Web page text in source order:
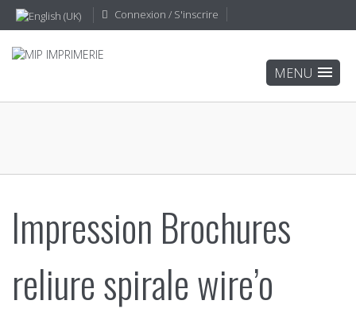
Connexion / S'inscrire
Impression Brochures
reliure spirale wire’o